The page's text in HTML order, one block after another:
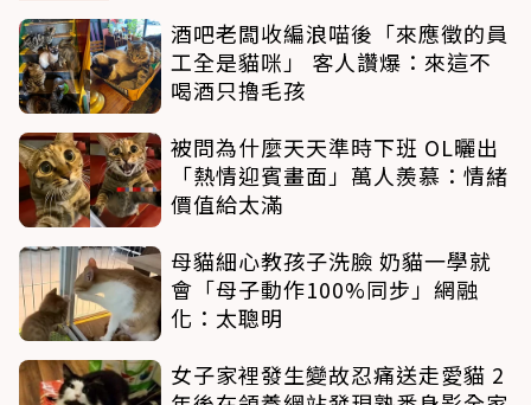
酒吧老闆收編浪喵後「來應徵的員
工全是貓咪」 客人讚爆：來這不
喝酒只擼毛孩
被問為什麼天天準時下班 OL曬出
「熱情迎賓畫面」萬人羨慕：情緒
價值給太滿
母貓細心教孩子洗臉 奶貓一學就
會「母子動作100%同步」網融
化：太聰明
女子家裡發生變故忍痛送走愛貓 2